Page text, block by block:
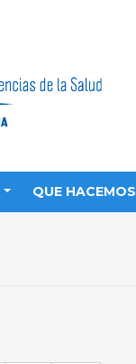
QUE HACEMOS